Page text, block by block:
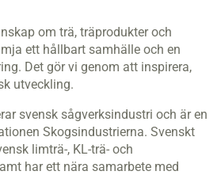
om trä, träprodukter och
ett hållbart samhälle och en
Det gör vi genom att inspirera,
utveckling.
svensk sågverksindustri och är en
Skogsindustrierna. Svenskt
limträ-, KL-trä- och
har ett nära samarbete med